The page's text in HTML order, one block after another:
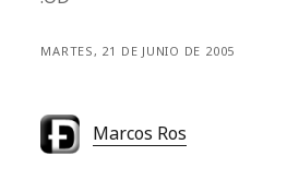
MARTES, 21 DE JUNIO DE 2005
Marcos Ros